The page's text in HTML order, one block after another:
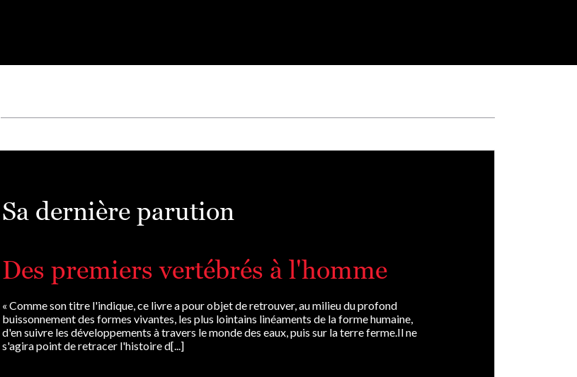
Sa dernière parution
Des premiers vertébrés à l'homme
« Comme son titre l'indique, ce livre a pour objet de retrouver, au milieu du profond
buissonnement des formes vivantes, les plus lointains linéaments de la forme humaine,
d'en suivre les développements à travers le monde des eaux, puis sur la terre ferme.Il ne
s'agira point de retracer l'histoire d[...]